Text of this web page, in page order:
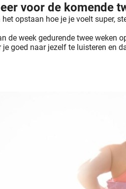
voor de komende
opstaan hoe je je voelt super,
de week gedurende twee weken
je goed naar jezelf te luisteren en